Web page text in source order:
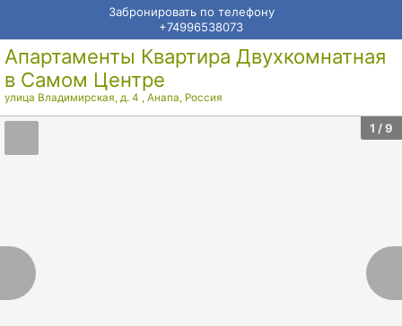
Забронировать по телефону
+74996538073
Апартаменты Квартира Двухкомнатная
в Самом Центре
улица Владимирская, д. 4 , Анапа, Россия
1 / 9